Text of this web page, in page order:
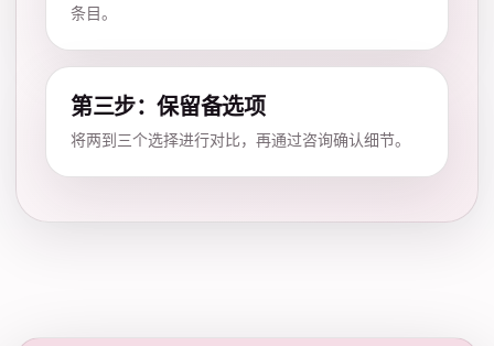
条目。
第三步：保留备选项
将两到三个选择进行对比，再通过咨询确认细节。